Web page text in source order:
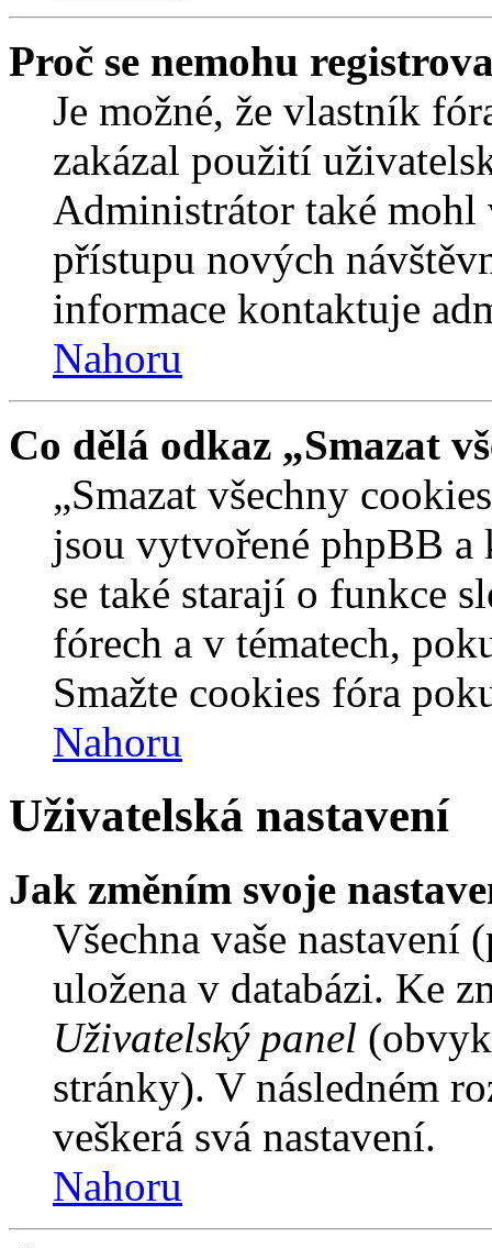
Proč se nemohu
Je možné, že vlastník
zakázal použití
Administrátor také mohl
přístupu nových
informace kontaktuje
Nahoru
Co dělá odkaz „Smazat
„Smazat všechny
jsou vytvořené phpBB a
se také starají o funkce
fórech a v tématech,
Smažte cookies fóra
Nahoru
Uživatelská nastavení
Jak změním svoje
Všechna vaše
uložena v databázi. Ke
Uživatelský panel
stránky). V následném
veškerá svá nastavení.
Nahoru